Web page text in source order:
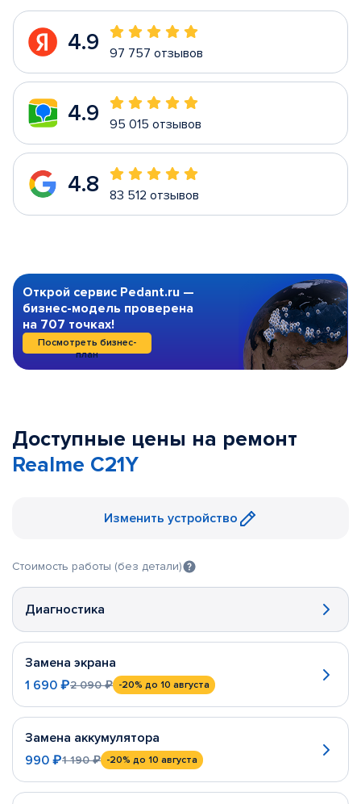
4.9 97 757 отзывов
4.9 95 015 отзывов
4.8 83 512 отзывов
Открой сервис Pedant.ru —
бизнес-модель проверена
на 707 точках!
Посмотреть бизнес-
план
Доступные цены на ремонт
Realme C21Y
Изменить устройство
Стоимость работы (без детали)
Диагностика
Замена экрана
1 690 ₽2 090 ₽ -20% до 10 августа
Замена аккумулятора
990 ₽1 190 ₽ -20% до 10 августа